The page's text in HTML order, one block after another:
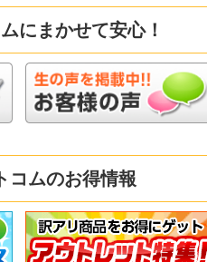
にまかせて安心！
コムのお得情報